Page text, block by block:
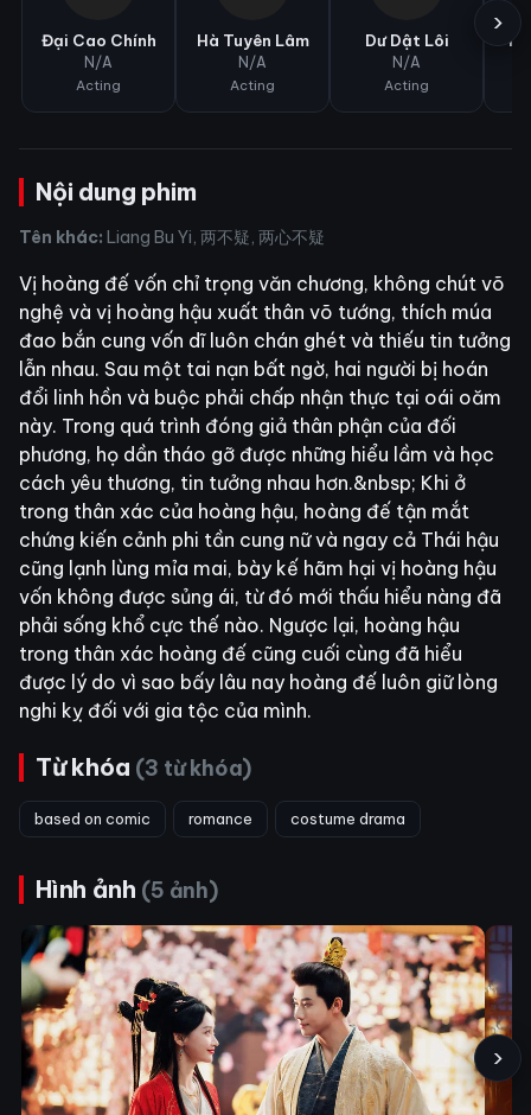
Đại Cao Chính
N/A
Acting
Hà Tuyên Lâm
N/A
Acting
Dư Dật Lôi
N/A
Acting
›
Nội dung phim
Tên khác: Liang Bu Yi, 两不疑, 两心不疑​
Vị hoàng đế vốn chỉ trọng văn chương, không chút võ
nghệ và vị hoàng hậu xuất thân võ tướng, thích múa
đao bắn cung vốn dĩ luôn chán ghét và thiếu tin tưởng
lẫn nhau. Sau một tai nạn bất ngờ, hai người bị hoán
đổi linh hồn và buộc phải chấp nhận thực tại oái oăm
này. Trong quá trình đóng giả thân phận của đối
phương, họ dần tháo gỡ được những hiểu lầm và học
cách yêu thương, tin tưởng nhau hơn.&nbsp; Khi ở
trong thân xác của hoàng hậu, hoàng đế tận mắt
chứng kiến cảnh phi tần cung nữ và ngay cả Thái hậu
cũng lạnh lùng mỉa mai, bày kế hãm hại vị hoàng hậu
vốn không được sủng ái, từ đó mới thấu hiểu nàng đã
phải sống khổ cực thế nào. Ngược lại, hoàng hậu
trong thân xác hoàng đế cũng cuối cùng đã hiểu
được lý do vì sao bấy lâu nay hoàng đế luôn giữ lòng
nghi kỵ đối với gia tộc của mình.
Từ khóa (3 từ khóa)
based on comic romance costume drama
Hình ảnh (5 ảnh)
›